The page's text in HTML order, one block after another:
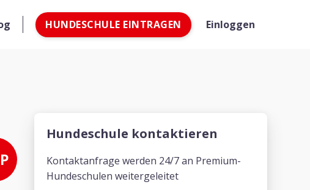
HUNDESCHULE EINTRAGEN Einloggen
Hundeschule kontaktieren
Kontaktanfrage werden 24/7 an Premium-
Hundeschulen weitergeleitet